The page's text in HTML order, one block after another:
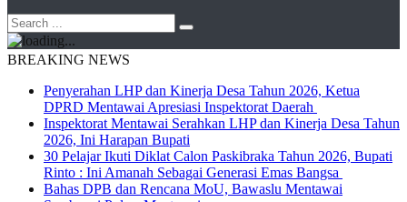
BREAKING NEWS
Penyerahan LHP dan Kinerja Desa Tahun 2026, Ketua
DPRD Mentawai Apresiasi Inspektorat Daerah
Inspektorat Mentawai Serahkan LHP dan Kinerja Desa Tahun
2026, Ini Harapan Bupati
30 Pelajar Ikuti Diklat Calon Paskibraka Tahun 2026, Bupati
Rinto : Ini Amanah Sebagai Generasi Emas Bangsa
Bahas DPB dan Rencana MoU, Bawaslu Mentawai